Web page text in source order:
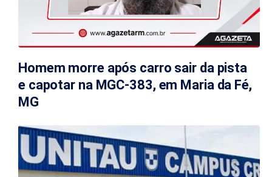
Homem morre após carro sair da pista
e capotar na MGC-383, em Maria da Fé,
MG